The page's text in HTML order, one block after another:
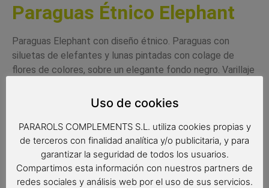
Paraguas Étnico Elephant
Paraguas Elephant con diseño étnico. Paraguas con
siluetas de elefantes y lunas pintadas con colage de
flores de colores, sobre un elegante fondo negro. Varillaje
sistema de apertura automático.
Medidas
Radio de tela: 58 cm.
Diámetro de tela: 99 cm.
Uso de cookies
PARAROLS COMPLEMENTS S.L. utiliza cookies propias y
de terceros con finalidad analítica y/o publicitaria, y para
garantizar la seguridad de todos los usuarios.
Compartimos esta información con nuestros partners de
redes sociales y análisis web por el uso de sus servicios.